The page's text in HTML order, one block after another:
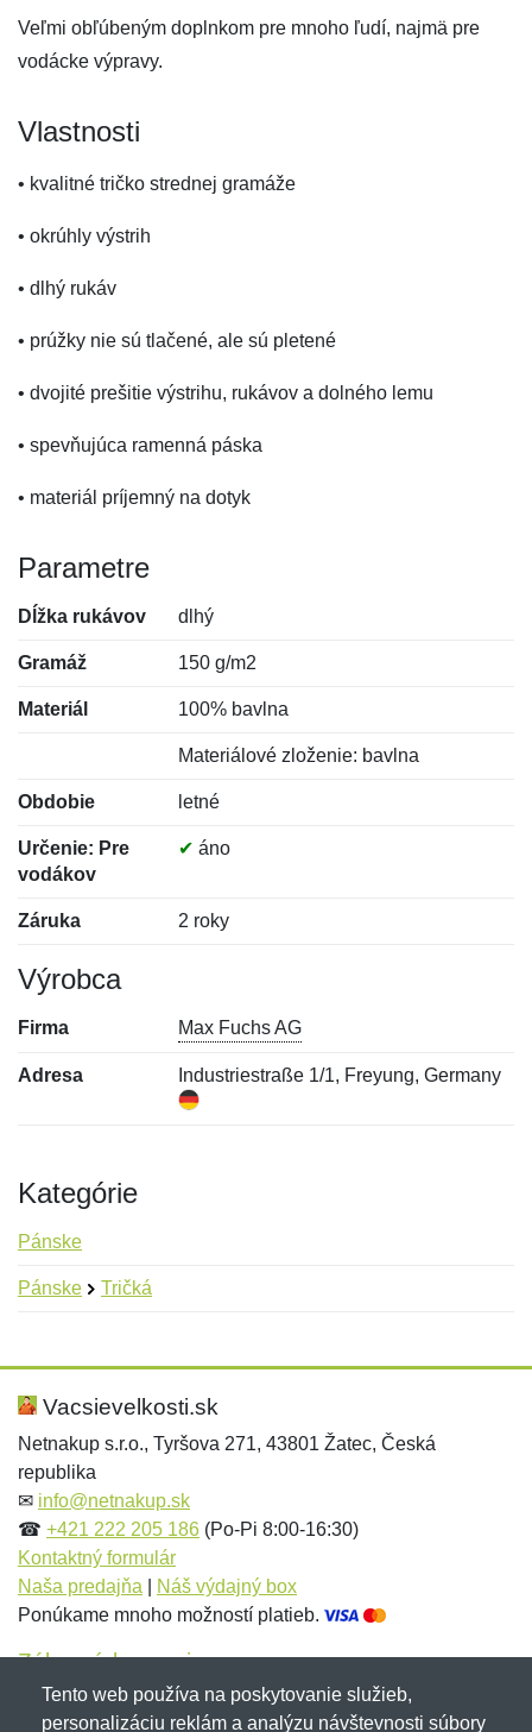
Veľmi obľúbeným doplnkom pre mnoho ľudí, najmä pre
vodácke výpravy.
Vlastnosti
• kvalitné tričko strednej gramáže
• okrúhly výstrih
• dlhý rukáv
• prúžky nie sú tlačené, ale sú pletené
• dvojité prešitie výstrihu, rukávov a dolného lemu
• spevňujúca ramenná páska
• materiál príjemný na dotyk
Parametre
Dĺžka rukávov dlhý
Gramáž 150 g/m2
Materiál 100% bavlna
Materiálové zloženie: bavlna
Obdobie letné
Určenie: Pre
vodákov
✔ áno
Záruka 2 roky
Výrobca
Firma Max Fuchs AG
Adresa Industriestraße 1/1, Freyung, Germany
Kategórie
Pánske
Pánske Tričká
Hodnotenie:
Meno:*
E-mail:
Správa*
Meno:
E-mail:*
Správa*
Vacsievelkosti.sk
Netnakup s.r.o., Tyršova 271, 43801 Žatec, Česká
republika
✉ info@netnakup.sk
☎ +421 222 205 186 (Po-Pi 8:00-16:30)
Kontaktný formulár
Naša predajňa
Náš výdajný box
Ponúkame mnoho možností platieb.
Zákaznícky servis
Novinky emailom
Tento web používa na poskytovanie služieb,
personalizáciu reklám a analýzu návštevnosti súbory